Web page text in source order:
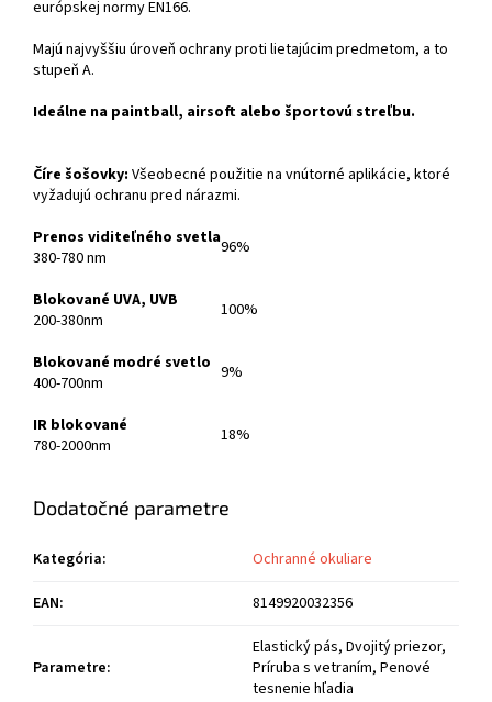
európskej normy EN166.
Majú najvyššiu úroveň ochrany proti lietajúcim predmetom, a to
stupeň A.
Ideálne na paintball, airsoft alebo športovú streľbu.
Číre šošovky: Všeobecné použitie na vnútorné aplikácie, ktoré
vyžadujú ochranu pred nárazmi.
Prenos viditeľného svetla
380-780 nm
96%
Blokované UVA, UVB
200-380nm
100%
Blokované modré svetlo
400-700nm
9%
IR blokované
780-2000nm
18%
Dodatočné parametre
Kategória:
Ochranné okuliare
EAN: 8149920032356
Parametre:
Elastický pás, Dvojitý priezor,
Príruba s vetraním, Penové
tesnenie hľadia